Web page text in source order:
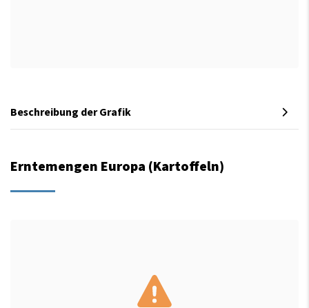
Beschreibung der Grafik
Erntemengen Europa (Kartoffeln)